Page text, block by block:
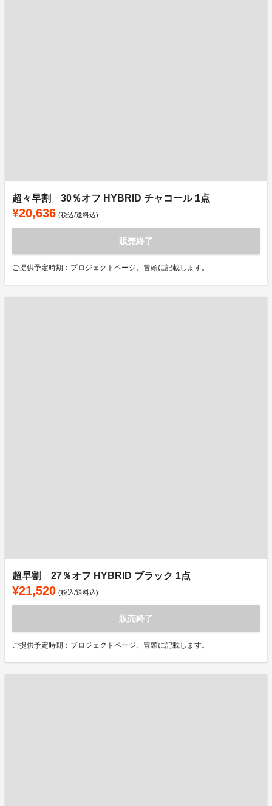
超々早割 30％オフ HYBRID チャコール 1点
¥20,636 (税込/送料込)
販売終了
ご提供予定時期：プロジェクトページ、冒頭に記載します。
超早割 27％オフ HYBRID ブラック 1点
¥21,520 (税込/送料込)
販売終了
ご提供予定時期：プロジェクトページ、冒頭に記載します。